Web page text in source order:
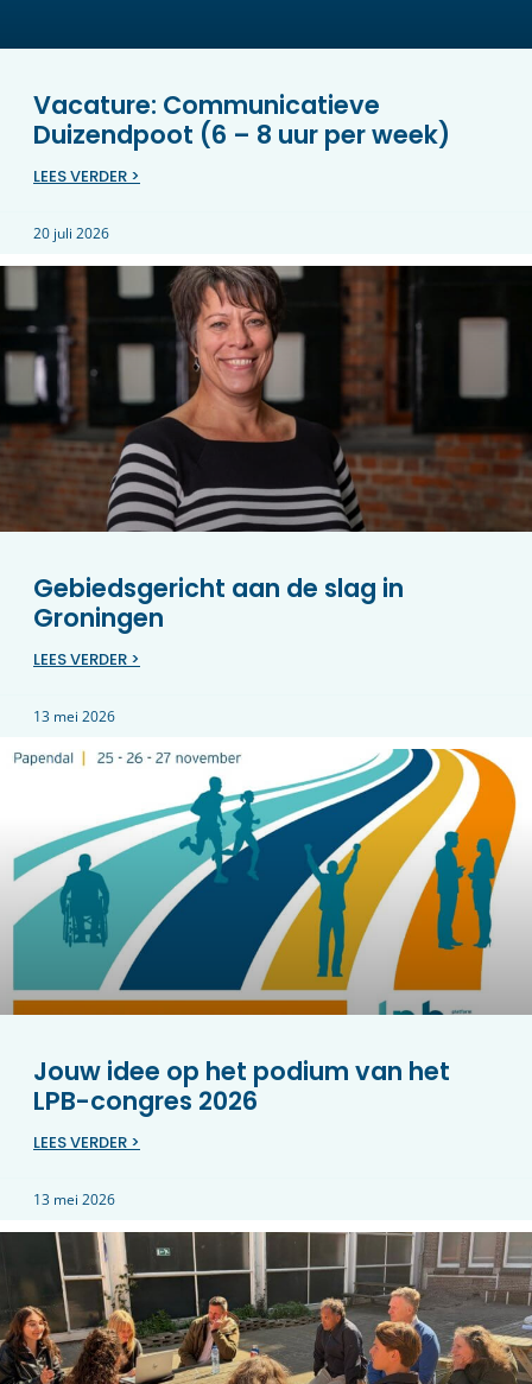
Vacature: Communicatieve
Duizendpoot (6 – 8 uur per week)
LEES VERDER >
20 juli 2026
Gebiedsgericht aan de slag in
Groningen
LEES VERDER >
13 mei 2026
Jouw idee op het podium van het
LPB-congres 2026
LEES VERDER >
13 mei 2026